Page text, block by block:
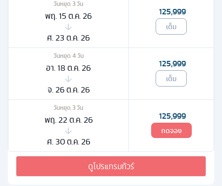
วันหยุด 3วัน
พฤ. 15 ต.ค. 26
ศ. 23 ต.ค. 26
125,999
เต็ม
วันหยุด 4วัน
อา. 18 ต.ค. 26
จ. 26 ต.ค. 26
125,999
เต็ม
วันหยุด 3วัน
พฤ. 22 ต.ค. 26
ศ. 30 ต.ค. 26
125,999
กดจอง
ดูโปรแกรมทัวร์